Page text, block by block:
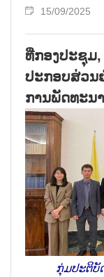
15/09/2025
ທີ່ກອງປະຊຸມ
ປະກອບສ່ວນ
ການພັດທະນ
ກຸ່ມປະຕິບັ